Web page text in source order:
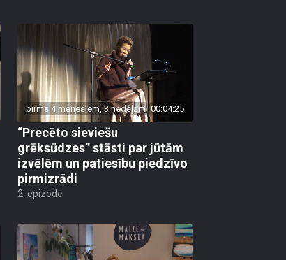
pirms 4 mēnešiem, 3 nedēļām 00:04:25
“Precēto sieviešu
grēksūdzes” stāsti par jūtām
izvēlēm un patiesību piedzīvo
pirmizrādi
2. epizode